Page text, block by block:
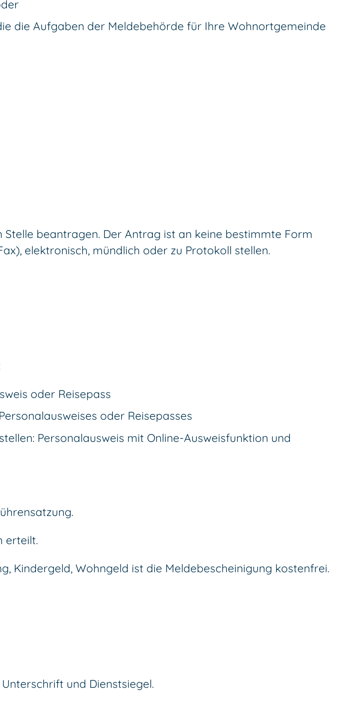
die Aufgaben der Meldebehörde für Ihre Wohnortgemeinde
beantragen. Der Antrag ist an keine bestimmte Form
elektronisch, mündlich oder zu Protokoll stellen.
oder Reisepass
oder Reisepasses
Personalausweis mit Online-Ausweisfunktion und
erteilt.
Kindergeld, Wohngeld ist die Meldebescheinigung kostenfrei.
und Dienstsiegel.